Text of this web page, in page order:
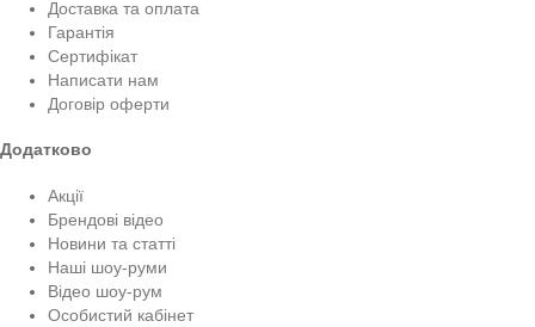
Доставка та оплата
Гарантія
Сертифікат
Написати нам
Договір оферти
Додатково
Акції
Брендові відео
Новини та статті
Наші шоу-руми
Відео шоу-рум
Особистий кабінет